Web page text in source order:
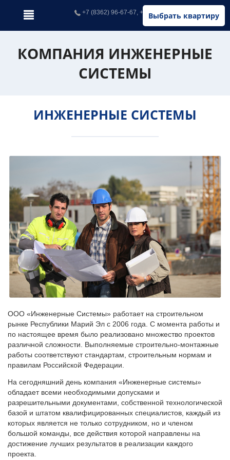
Выбрать квартиру
+7 (8362) 96-67-67, +7 (902) 326-67-67
КОМПАНИЯ ИНЖЕНЕРНЫЕ
СИСТЕМЫ
ИНЖЕНЕРНЫЕ СИСТЕМЫ
ООО «Инженерные Системы» работает на строительном
рынке Республики Марий Эл с 2006 года. С момента работы и
по настоящее время было реализовано множество проектов
различной сложности. Выполняемые строительно-монтажные
работы соответствуют стандартам, строительным нормам и
правилам Российской Федерации.
На сегодняшний день компания «Инженерные системы»
обладает всеми необходимыми допусками и
разрешительными документами, собственной технологической
базой и штатом квалифицированных специалистов, каждый из
которых является не только сотрудником, но и членом
большой команды, все действия которой направлены на
достижение лучших результатов в реализации каждого
проекта.